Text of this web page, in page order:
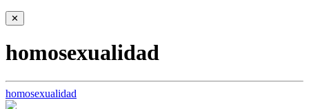
✕
homosexualidad
homosexualidad